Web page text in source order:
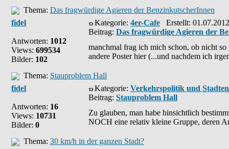
Thema: Das fragwürdige Agieren der BenzinkutscherInnen
fidel
Antworten: 1012
Views: 699534
Bilder: 102
Kategorie: 4er-Cafe Erstellt:
Beitrag: Das fragwürdige Agieren der
manchmal frag ich mich schon, ob nicht
andere Poster hier (...und nachdem ich
Thema: Stauproblem Hall
fidel
Antworten: 16
Views: 10731
Bilder: 0
Kategorie: Verkehrspolitik und
Beitrag: Stauproblem Hall
Zu glauben, man habe hinsichtlich
NOCH eine relativ kleine Gruppe, deren
Thema: 30 km/h in der ganzen Stadt?